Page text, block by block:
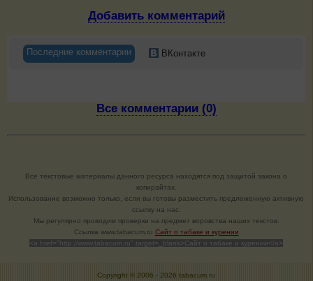
Добавить комментарий
Последние комментарии ВКонтакте
Все комментарии (0)
Все текстовые материалы данного ресурса находятся под защитой закона о
копирайтах.
Использование возможно только, если вы готовы разместить предложенную активную
ссылку на нас.
Мы регулярно проводим проверки на предмет воровства наших текстов.
Cсылка www.tabacum.ru Сайт о табаке и курении
<a href="http://www.tabacum.ru" target=_blank>Сайт о табаке и курении</a>
Copyright © 2006 - 2026 tabacum.ru